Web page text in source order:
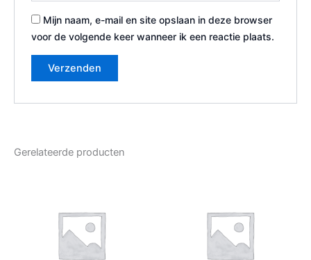
Mijn naam, e-mail en site opslaan in deze browser
voor de volgende keer wanneer ik een reactie plaats.
Gerelateerde producten